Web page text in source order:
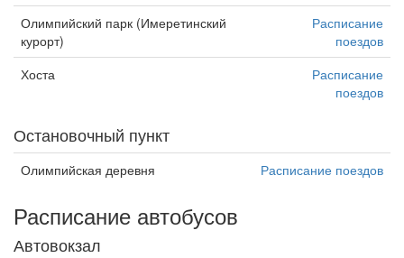
Олимпийский парк (Имеретинский
курорт)
Расписание
поездов
Хоста
Расписание
поездов
Остановочный пункт
Олимпийская деревня Расписание поездов
Расписание автобусов
Автовокзал